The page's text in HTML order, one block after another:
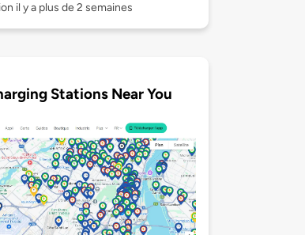
il y a plus de 2 semaines
Stations Near You